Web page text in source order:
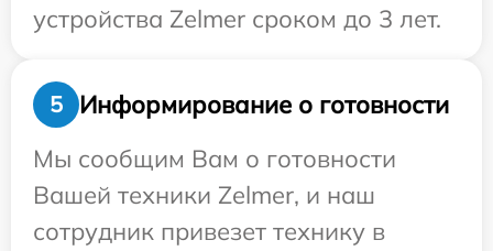
устройства Zelmer сроком до 3 лет.
5
Информирование о готовности
Мы сообщим Вам о готовности
Вашей техники Zelmer, и наш
сотрудник привезет технику в